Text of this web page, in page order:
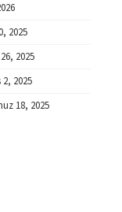
2025
2025
2025
18, 2025